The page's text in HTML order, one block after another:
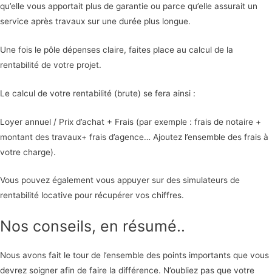
qu’elle vous apportait plus de garantie ou parce qu’elle assurait un
service après travaux sur une durée plus longue.
Une fois le pôle dépenses claire, faites place au calcul de la
rentabilité de votre projet.
Le calcul de votre rentabilité (brute) se fera ainsi :
Loyer annuel / Prix d’achat + Frais (par exemple : frais de notaire +
montant des travaux+ frais d’agence… Ajoutez l’ensemble des frais à
votre charge).
Vous pouvez également vous appuyer sur des simulateurs de
rentabilité locative pour récupérer vos chiffres.
Nos conseils, en résumé..
Nous avons fait le tour de l’ensemble des points importants que vous
devrez soigner afin de faire la différence. N’oubliez pas que votre